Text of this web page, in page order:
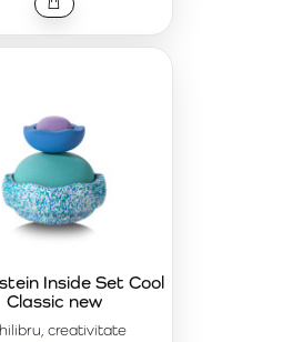
creativitate
Inside Set Cool
Classic new